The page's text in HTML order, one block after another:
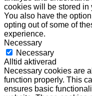
cookies will be stored in
You also have the
opting out of some of
experience.
Necessary
Necessary
Alltid aktiverad
Necessary cookies are
function properly. This
ensures basic